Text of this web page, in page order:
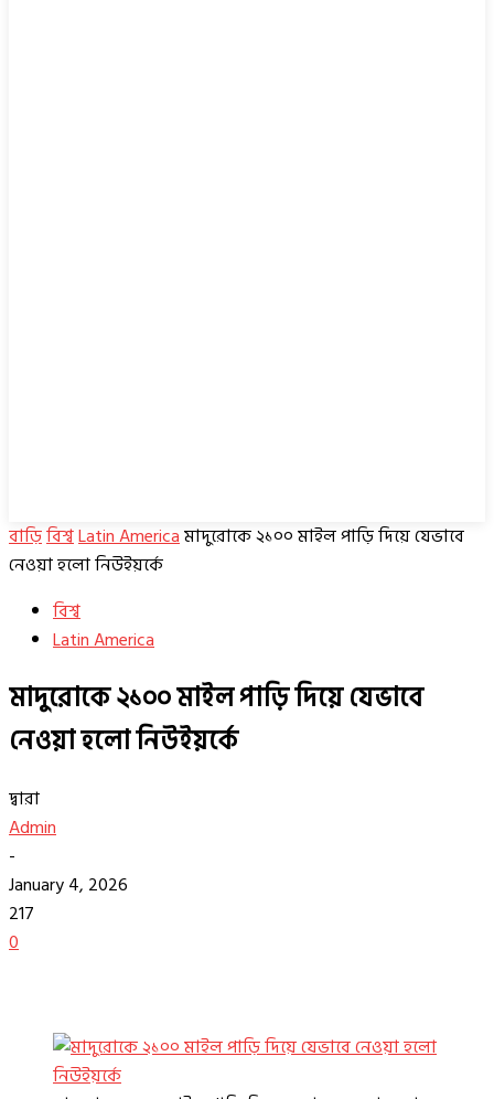
বাড়িবিশ্বLatin Americaমাদুরোকে ২১০০ মাইল পাড়ি দিয়ে যেভাবে
নেওয়া হলো নিউইয়র্কে
বিশ্ব
Latin America
মাদুরোকে ২১০০ মাইল পাড়ি দিয়ে যেভাবে
নেওয়া হলো নিউইয়র্কে
দ্বারা
Admin
-
January 4, 2026
217
0